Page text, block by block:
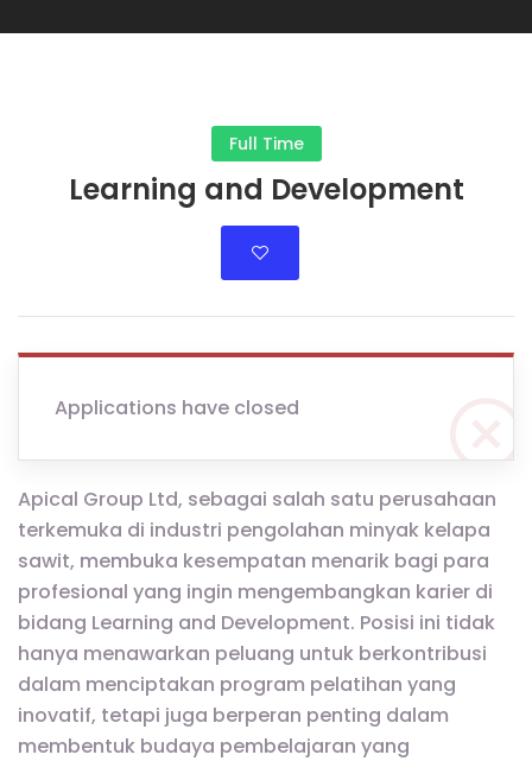
Full Time
Learning and Development
Applications have closed
Apical Group Ltd, sebagai salah satu perusahaan
terkemuka di industri pengolahan minyak kelapa
sawit, membuka kesempatan menarik bagi para
profesional yang ingin mengembangkan karier di
bidang Learning and Development. Posisi ini tidak
hanya menawarkan peluang untuk berkontribusi
dalam menciptakan program pelatihan yang
inovatif, tetapi juga berperan penting dalam
membentuk budaya pembelajaran yang